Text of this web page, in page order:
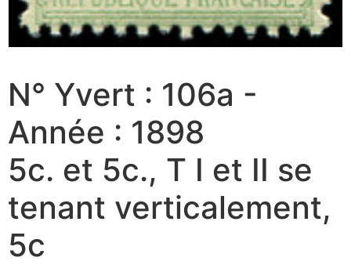
N° Yvert : 106a -
Année : 1898
5c. et 5c., T I et II se
tenant verticalement,
5c